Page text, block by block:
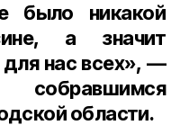
было никакой
а значит
нас всех», —
области.